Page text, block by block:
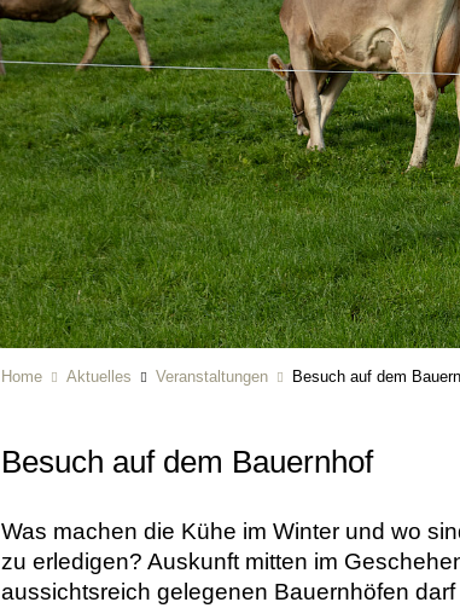
Home Aktuelles Veranstaltungen Besuch auf dem
Besuch auf dem Bauernhof
Was machen die Kühe im Winter und wo
zu erledigen? Auskunft mitten im
aussichtsreich gelegenen Bauernhöfen